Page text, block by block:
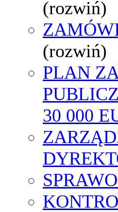
(rozwiń)
(rozwiń)
PLAN
30 000